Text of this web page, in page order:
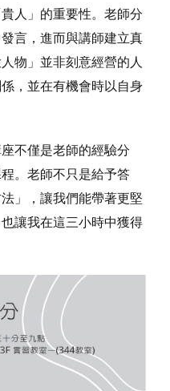
人」的重要性。老師分
言，進而與講師建立真
物」並非刻意經營的人
，並在有機會時以自身
不僅是老師的經驗分
。老師不只是給予答
」，讓我們能帶著更堅
讓我在這三小時中獲得